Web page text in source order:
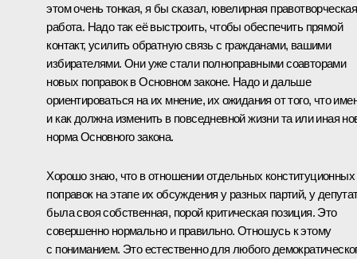
этом очень тонкая, я бы сказал, ювелирная правотворческая
работа. Надо так её выстроить, чтобы обеспечить прямой
контакт, усилить обратную связь с гражданами, вашими
избирателями. Они уже стали полноправными соавторами
новых поправок в Основном законе. Надо и дальше
ориентироваться на их мнение, их ожидания от того, что
и как должна изменить в повседневной жизни та или иная
норма Основного закона.
Хорошо знаю, что в отношении отдельных конституционных
поправок на этапе их обсуждения у разных партий, у
была своя собственная, порой критическая позиция. Это
совершенно нормально и правильно. Отношусь к этому
с пониманием. Это естественно для любого